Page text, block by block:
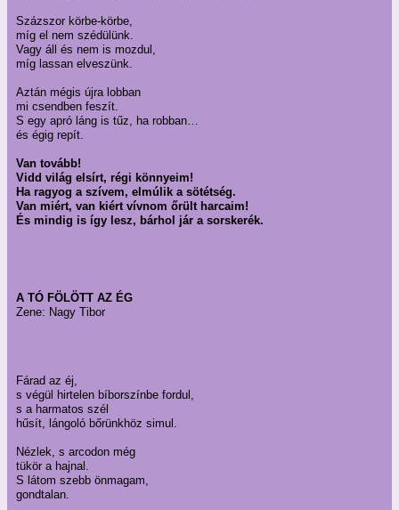
Százszor körbe-körbe,
míg el nem szédülünk.
Vagy áll és nem is mozdul,
míg lassan elveszünk.
Aztán mégis újra lobban
mi csendben feszít.
S egy apró láng is tűz, ha robban…
és égig repít.
Van tovább!
Vidd világ elsírt, régi könnyeim!
Ha ragyog a szívem, elmúlik a sötétség.
Van miért, van kiért vívnom őrült harcaim!
És mindig is így lesz, bárhol jár a sorskerék.
A TÓ FÖLÖTT AZ ÉG
Zene: Nagy Tibor
Fárad az éj,
s végül hirtelen bíborszínbe fordul,
s a harmatos szél
hűsít, lángoló bőrünkhöz simul.
Nézlek, s arcodon még
tükör a hajnal.
S látom szebb önmagam,
gondtalan.